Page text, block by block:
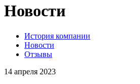
Новости
История компании
Новости
Отзывы
14 апреля 2023